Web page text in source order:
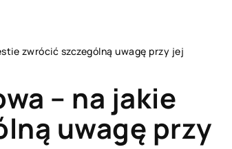
zwrócić szczególną uwagę przy jej
– na jakie
uwagę przy
DOM I OTOCZENIE